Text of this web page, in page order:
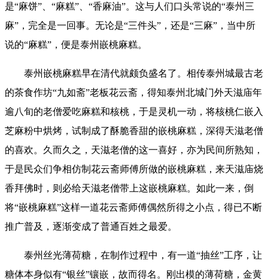
是“麻饼”、“麻糕”、“香麻油”。这与人们口头常说的“泰州三
麻”，完全是一回事。无论是“三件头”，还是“三麻”，当中所
说的“麻糕”，便是泰州嵌桃麻糕。
泰州嵌桃麻糕早在清代就颇负盛名了。相传泰州城最古老
的茶食作坊“九如斋”老板花云斋，得知泰州北城门外天滋庙年
逾八旬的老僧爱吃麻糕和核桃，于是灵机一动，将核桃仁嵌入
芝麻粉中烘烤，试制成了酥脆香甜的嵌桃麻糕，深得天滋老僧
的喜欢。久而久之，天滋老僧的这一喜好，亦为民间所熟知，
于是民众们争相仿制花云斋师傅所做的嵌桃麻糕，来天滋庙烧
香拜佛时，则必给天滋老僧带上这嵌桃麻糕。如此一来，倒
将“嵌桃麻糕”这样一道花云斋师傅偶然所得之小点，得已不断
推广普及，逐渐变成了普通百姓之最爱。
泰州丝光薄荷糖，在制作过程中，有一道“抽丝”工序，让
糖体本身似有“银丝”镶嵌，故而得名。刚出模的薄荷糖，金黄